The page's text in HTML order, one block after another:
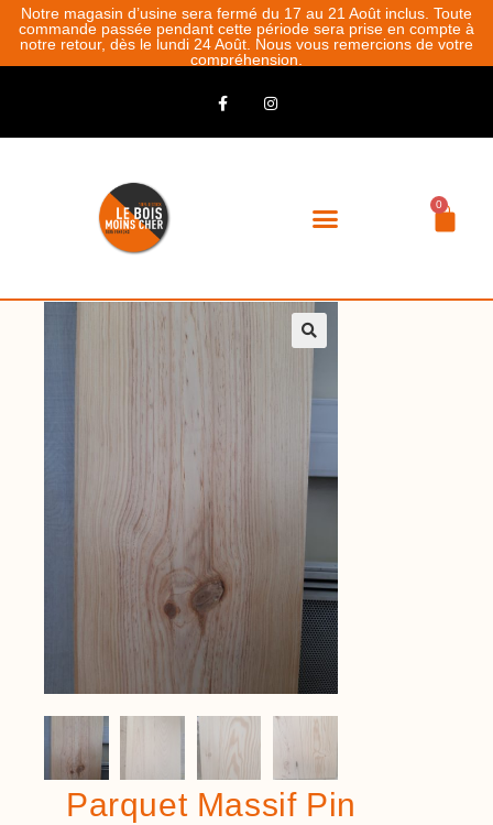
Notre magasin d’usine sera fermé du 17 au 21 Août inclus. Toute
commande passée pendant cette période sera prise en compte à
notre retour, dès le lundi 24 Août. Nous vous remercions de votre
compréhension.
0
Parquet Massif Pin